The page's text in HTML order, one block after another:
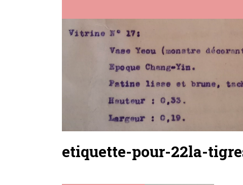
etiquette-pour-22la-